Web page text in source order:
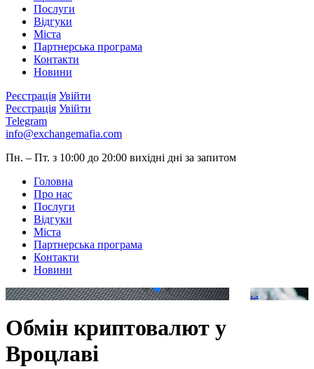
Послуги
Відгуки
Міста
Партнерська програма
Контакти
Новини
Реєстрація Увійти
Реєстрація Увійти
Telegram
info@exchangemafia.com
Пн. – Пт. з 10:00 до 20:00 вихідні дні за запитом
Головна
Про нас
Послуги
Відгуки
Міста
Партнерська програма
Контакти
Новини
. .
Обмін криптовалют у
Вроцлаві